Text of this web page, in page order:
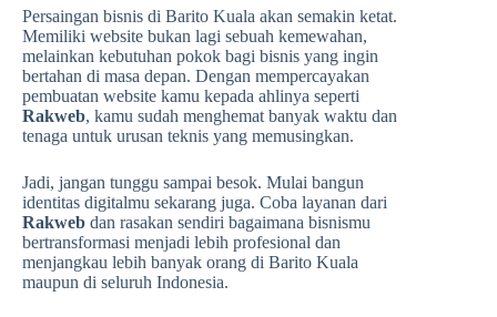
Persaingan bisnis di Barito Kuala akan semakin ketat.
Memiliki website bukan lagi sebuah kemewahan,
melainkan kebutuhan pokok bagi bisnis yang ingin
bertahan di masa depan. Dengan mempercayakan
pembuatan website kamu kepada ahlinya seperti
Rakweb, kamu sudah menghemat banyak waktu dan
tenaga untuk urusan teknis yang memusingkan.
Jadi, jangan tunggu sampai besok. Mulai bangun
identitas digitalmu sekarang juga. Coba layanan dari
Rakweb dan rasakan sendiri bagaimana bisnismu
bertransformasi menjadi lebih profesional dan
menjangkau lebih banyak orang di Barito Kuala
maupun di seluruh Indonesia.